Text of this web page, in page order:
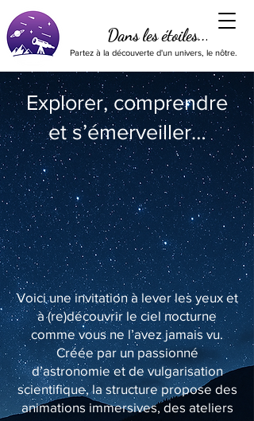
Dans les étoiles...
Partez à la découverte d'un univers, le nôtre.
Explorer, comprendre
et s’émerveiller…
Voici une invitation à lever les yeux et
à (re)découvrir le ciel nocturne
comme vous ne l’avez jamais vu.
Créée par un passionné
d’astronomie et de vulgarisation
scientifique, la structure propose des
animations immersives, des ateliers